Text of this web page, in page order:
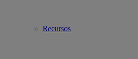
Recursos